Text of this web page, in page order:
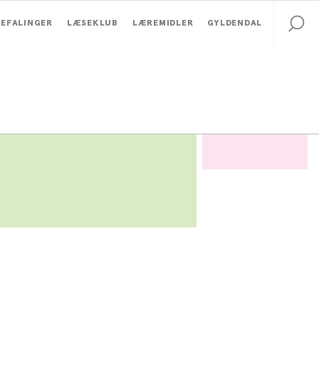
LÆSEKLUB LÆREMIDLER GYLDENDAL